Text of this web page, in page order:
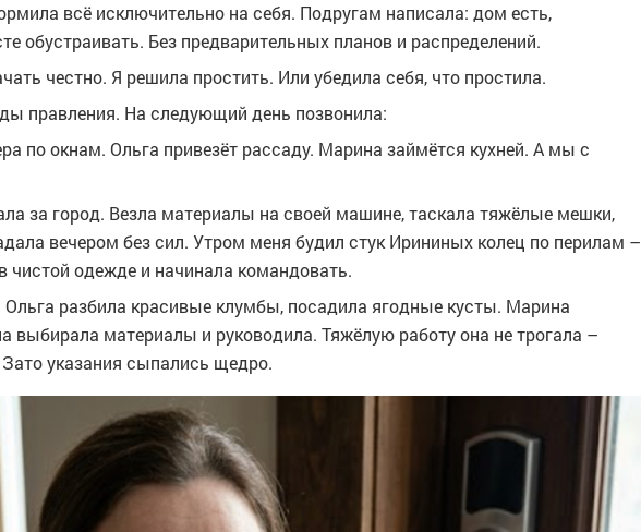
всё исключительно на себя. Подругам написала: дом есть,
обустраивать. Без предварительных планов и распределений.
честно. Я решила простить. Или убедила себя, что простила.
правления. На следующий день позвонила:
по окнам. Ольга привезёт рассаду. Марина займётся кухней. А мы с
за город. Везла материалы на своей машине, таскала тяжёлые мешки,
вечером без сил. Утром меня будил стук Ирининых колец по перилам –
чистой одежде и начинала командовать.
Ольга разбила красивые клумбы, посадила ягодные кусты. Марина
выбирала материалы и руководила. Тяжёлую работу она не трогала –
указания сыпались щедро.